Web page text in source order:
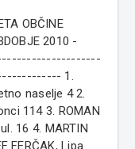
OBČINE
2010 -
1.
naselje 4 2.
114 3. ROMAN
16 4. MARTIN
FERČAK, Lipa